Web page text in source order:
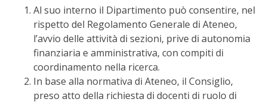
Al suo interno il Dipartimento può consentire, nel
rispetto del Regolamento Generale di Ateneo,
l’avvio delle attività di sezioni, prive di autonomia
finanziaria e amministrativa, con compiti di
coordinamento nella ricerca.
In base alla normativa di Ateneo, il Consiglio,
preso atto della richiesta di docenti di ruolo di